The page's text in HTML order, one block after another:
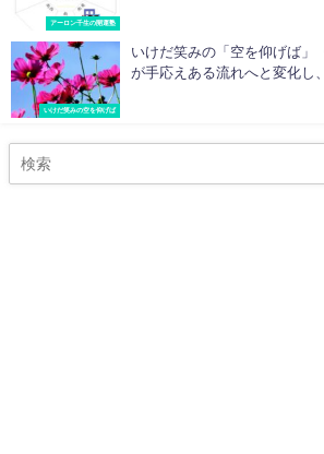
アーロン千生の開運塾
いけだ笑みの空を仰げば
いけだ笑みの「空を仰げば」
が手応えある流れへと変化し